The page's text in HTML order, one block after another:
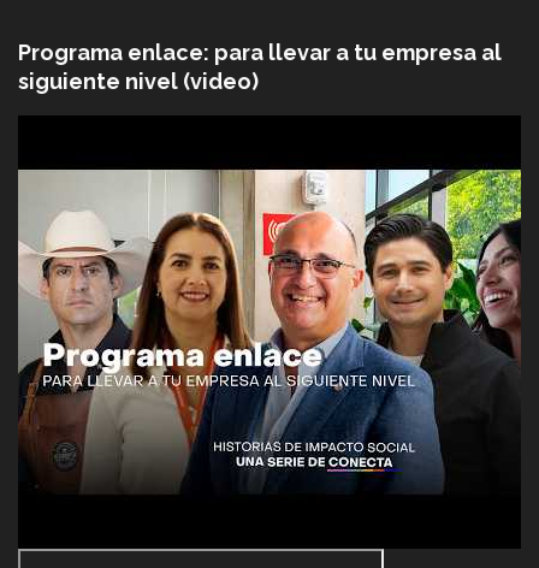
Programa enlace: para llevar a tu empresa al
siguiente nivel (video)